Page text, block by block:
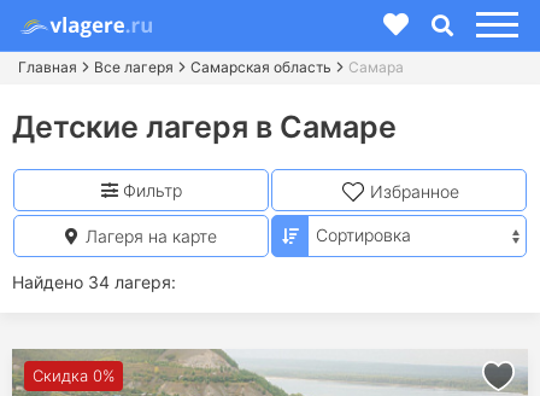
Главная Все лагеря Самарская область Самара
Детские лагеря в Самаре
Найдено 34 лагеря:
Фильтр Избранное
Лагеря на карте
Скидка 0%